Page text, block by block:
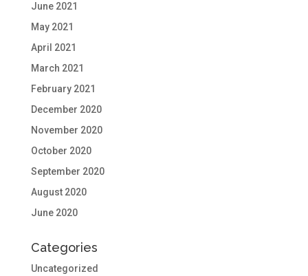
June 2021
May 2021
April 2021
March 2021
February 2021
December 2020
November 2020
October 2020
September 2020
August 2020
June 2020
Categories
Uncategorized